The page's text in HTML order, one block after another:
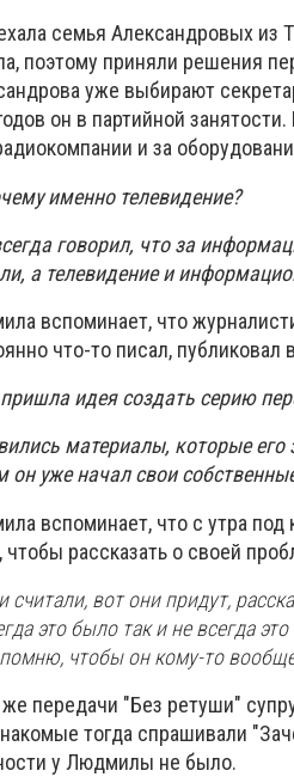
семья Александровых из
поэтому приняли решения
уже выбирают
он в партийной
и за
именно телевидение?
говорил, что за
а телевидение и
вспоминает, что
что-то писал, публиковал
идея создать серию
материалы, которые его
он уже начал свои
вспоминает, что с утра под
чтобы рассказать о своей
считали, вот они придут,
это было так и не всегда
чтобы он кому-то
передачи "Без ретуши"
тогда спрашивали
у Людмилы не было.